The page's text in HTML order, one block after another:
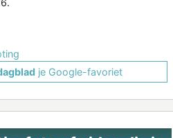
je Google-favoriet